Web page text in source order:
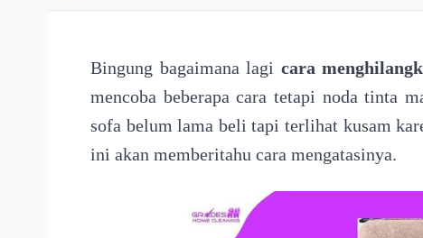
Bingung bagaimana lagi cara
mencoba beberapa cara tetapi noda tinta
sofa belum lama beli tapi terlihat kusam
ini akan memberitahu cara mengatasinya.